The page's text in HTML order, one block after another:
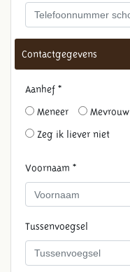
Contactgegevens
Aanhef *
Meneer
Mevrouw
Zeg ik liever niet
Voornaam *
Tussenvoegsel